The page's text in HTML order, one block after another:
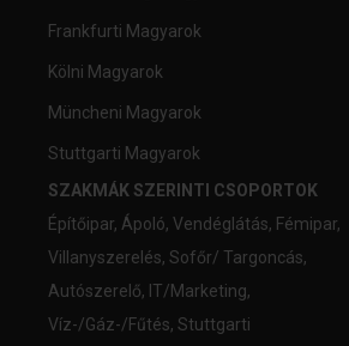
Frankfurti Magyarok
Kölni Magyarok
Müncheni Magyarok
Stuttgarti Magyarok
SZAKMÁK SZERINTI CSOPORTOK
Építőipar, Ápoló, Vendéglátás, Fémipar,
Villanyszerelés, Sofőr/ Targoncás,
Autószerelő, IT/Marketing,
Víz-/Gáz-/Fűtés, Stuttgarti